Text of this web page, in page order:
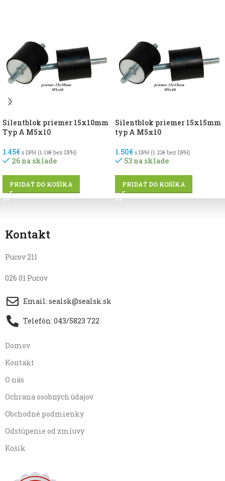
Silentblok priemer 15x10mm
Typ A M5x10
1.45€ s DPH (1.18€ bez DPH)
26 na sklade
PRIDAŤ DO KOŠÍKA
Silentblok priemer 15x15mm
typ A M5x10
1.50€ s DPH (1.22€ bez DPH)
53 na sklade
PRIDAŤ DO KOŠÍKA
Kontakt
Pucov 211
026 01 Pucov
Email: sealsk@sealsk.sk
Telefón: 043/5823 722
Domov
Kontakt
O nás
Ochrana osobných údajov
Obchodné podmienky
Odstúpenie od zmluvy
Košík